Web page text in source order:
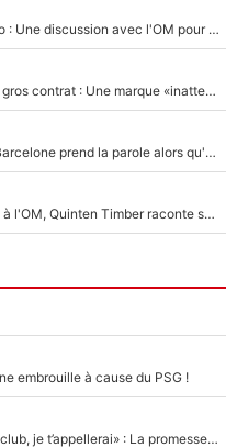
Amine Gouiri est très inquiet du mercato : Une discussion avec l'OM pour acter son transfert !
Kylian Mbappé lâche Nike pour un très gros contrat : Une marque «inattendue» va frapper très fort
Ferran Torres a dit oui au PSG : Le FC Barcelone prend la parole alors qu'un transfert de l'attaquant espagnol prend forme
En plein cauchemar après son transfert à l'OM, Quinten Timber raconte ses doutes après sa signature à Marseille
embrouille à cause du PSG !
Mercato - OM - «Dès que je prends un club, je t’appellerai» : La promesse de Marcelino au moment de claquer la porte